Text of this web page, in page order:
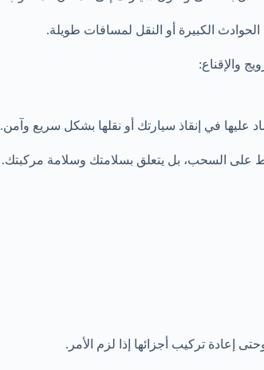
الكبيرة أو النقل لمسافات طويلة.
والإقناع:
عليها في إنقاذ سيارتك أو نقلها بشكل سريع وآمن.
على السحب، بل يتعلق بسلامتك وسلامة مركبتك.
إعادة تركيب أجزائها إذا لزم الأمر.